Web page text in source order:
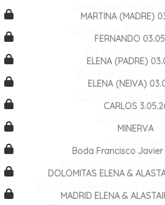
MARTINA (MADRE)
FERNANDO
ELENA (PADRE)
ELENA (NEIVA)
CARLOS
MINERVA
Boda Francisco Javier
DOLOMITAS ELENA &
MADRID ELENA &